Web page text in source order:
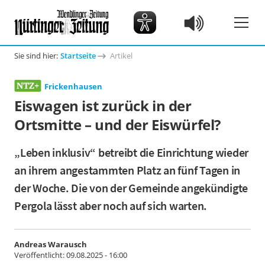
Sie sind hier: Startseite Artikel
Frickenhausen
Eiswagen ist zurück in der
Ortsmitte – und der Eiswürfel?
„Leben inklusiv“ betreibt die Einrichtung wieder
an ihrem angestammten Platz an fünf Tagen in
der Woche. Die von der Gemeinde angekündigte
Pergola lässt aber noch auf sich warten.
Andreas Warausch
Veröffentlicht:09.08.2025 - 16:00